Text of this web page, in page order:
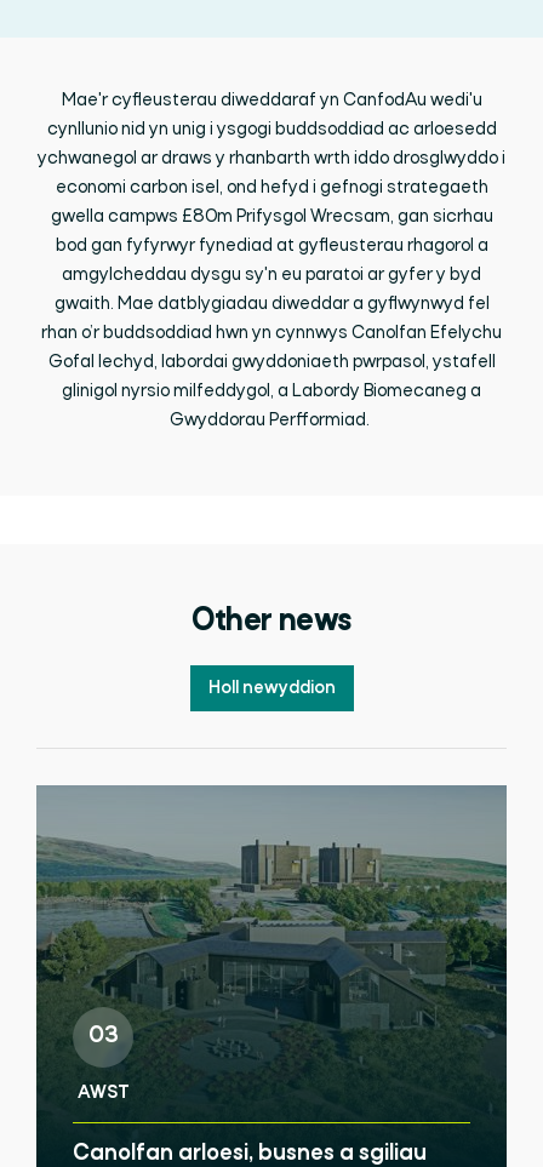
Mae'r cyfleusterau diweddaraf yn CanfodAu wedi'u
cynllunio nid yn unig i ysgogi buddsoddiad ac arloesedd
ychwanegol ar draws y rhanbarth wrth iddo drosglwyddo i
economi carbon isel, ond hefyd i gefnogi strategaeth
gwella campws £80m Prifysgol Wrecsam, gan sicrhau
bod gan fyfyrwyr fynediad at gyfleusterau rhagorol a
amgylcheddau dysgu sy'n eu paratoi ar gyfer y byd
gwaith. Mae datblygiadau diweddar a gyflwynwyd fel
rhan o’r buddsoddiad hwn yn cynnwys Canolfan Efelychu
Gofal Iechyd, labordai gwyddoniaeth pwrpasol, ystafell
glinigol nyrsio milfeddygol, a Labordy Biomecaneg a
Gwyddorau Perfformiad.
Other news
Holl newyddion
03
AWST
Canolfan arloesi, busnes a sgiliau